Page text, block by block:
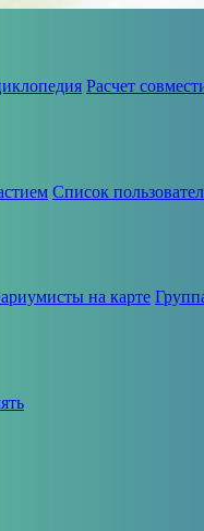
Расчет
Список
на карте